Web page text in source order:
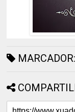
MARCADOR: